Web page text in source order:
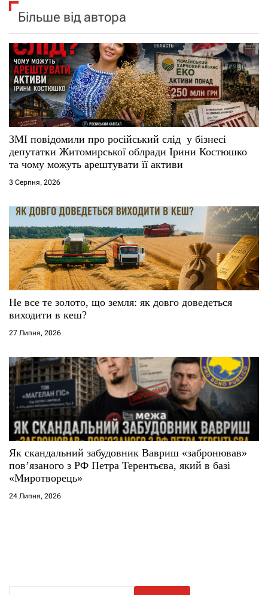
Більше від автора
ЗМІ повідомили про російський слід у бізнесі
депутатки Житомирської облради Ірини Костюшко
та чому можуть арештувати її активи
3 Серпня, 2026
Не все те золото, що земля: як довго доведеться
виходити в кеш?
27 Липня, 2026
Як скандальний забудовник Вавриш «забронював»
повʼязаного з РФ Петра Терентьєва, який в базі
«Миротворець»
24 Липня, 2026